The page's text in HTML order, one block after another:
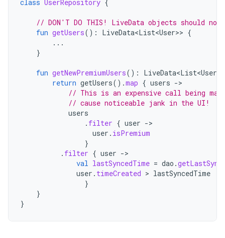
class UserRepository {
// DON'T DO THIS! LiveData objects should
fun getUsers(): LiveData<List<User>> {
...
}
fun getNewPremiumUsers(): LiveData<List<User>
return getUsers().map { users -
// This is an expensive call being
// cause noticeable jank in the UI!
users
. filter { user -
user . isPremium
}
. filter { user -
val lastSyncedTime = dao .
user . timeCreated > lastSyncedTime
}
}
}